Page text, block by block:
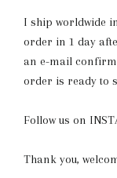
I ship worldwide
order in 1 day
an e-mail
order is ready to
Follow us on
Thank you,